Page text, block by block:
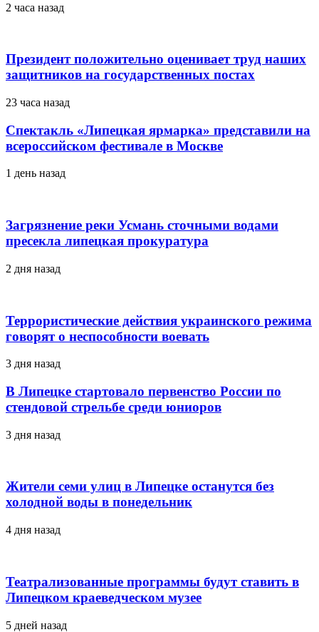
2 часа назад
Президент положительно оценивает труд наших
защитников на государственных постах
23 часа назад
Спектакль «Липецкая ярмарка» представили на
всероссийском фестивале в Москве
1 день назад
Загрязнение реки Усмань сточными водами
пресекла липецкая прокуратура
2 дня назад
Террористические действия украинского режима
говорят о неспособности воевать
3 дня назад
В Липецке стартовало первенство России по
стендовой стрельбе среди юниоров
3 дня назад
Жители семи улиц в Липецке останутся без
холодной воды в понедельник
4 дня назад
Театрализованные программы будут ставить в
Липецком краеведческом музее
5 дней назад